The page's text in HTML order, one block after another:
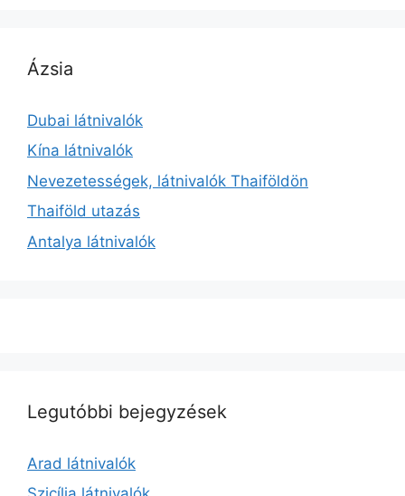
Ázsia
Dubai látnivalók
Kína látnivalók
Nevezetességek, látnivalók Thaiföldön
Thaiföld utazás
Antalya látnivalók
Legutóbbi bejegyzések
Arad látnivalók